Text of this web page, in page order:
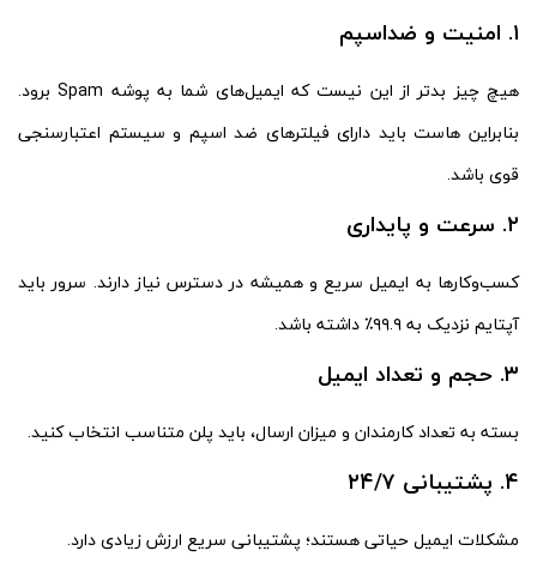
۱. امنیت و ضداسپم
هیچ چیز بدتر از این نیست که ایمیل‌های شما به پوشه Spam برود.
بنابراین هاست باید دارای فیلترهای ضد اسپم و سیستم اعتبارسنجی
قوی باشد.
۲. سرعت و پایداری
کسب‌وکارها به ایمیل سریع و همیشه در دسترس نیاز دارند. سرور باید
آپتایم نزدیک به ۹۹.۹٪ داشته باشد.
۳. حجم و تعداد ایمیل
بسته به تعداد کارمندان و میزان ارسال، باید پلن متناسب انتخاب کنید.
۴. پشتیبانی ۲۴/۷
مشکلات ایمیل حیاتی هستند؛ پشتیبانی سریع ارزش زیادی دارد.